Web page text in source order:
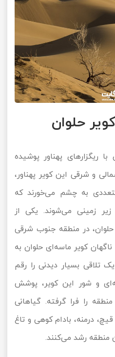
حلوان
ریگزارهای پهناور پوشیده
و شرقی این کویر پهناور،
به چشم می‌خورند که
زمینی می‌شوند. یکی از
در منطقه جنوب شرقی
کویر ماسه‌ای حلوان به
تلاقی بسیار دیدنی را رقم
و شور این کویر، پوشش
را فرا گرفته. گیاهانی
درمنه، بادام کوهی و تاغ
منطقه رشد می‌کنند.